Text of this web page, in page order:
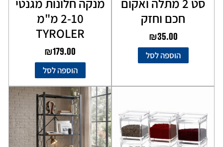
סט 2 מתלה ואקום
חכם וחזק
₪35.00
הוספה לסל
מנקה חלונות מגנטי
2-10 מ"מ
TYROLER
₪179.00
הוספה לסל